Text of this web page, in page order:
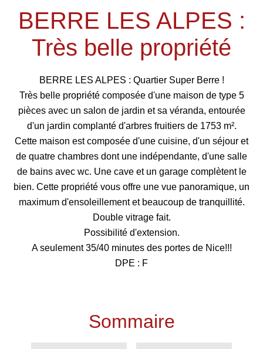
BERRE LES ALPES :
Très belle propriété
BERRE LES ALPES : Quartier Super Berre !
Très belle propriété composée d'une maison de type 5
pièces avec un salon de jardin et sa véranda, entourée
d'un jardin complanté d'arbres fruitiers de 1753 m².
Cette maison est composée d'une cuisine, d'un séjour et
de quatre chambres dont une indépendante, d'une salle
de bains avec wc. Une cave et un garage complètent le
bien. Cette propriété vous offre une vue panoramique, un
maximum d'ensoleillement et beaucoup de tranquillité.
Double vitrage fait.
Possibilité d'extension.
A seulement 35/40 minutes des portes de Nice!!!
DPE : F
Sommaire